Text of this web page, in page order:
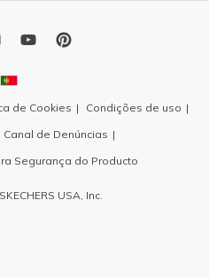
de Cookies
Condições de uso
Canal de Denúncias
Segurança do Producto
USA, Inc.